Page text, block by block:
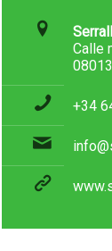
Calle
+34